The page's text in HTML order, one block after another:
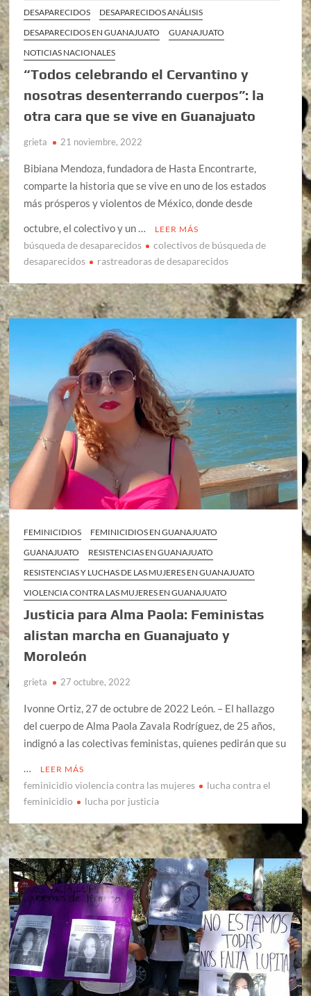
DESAPARECIDOS
DESAPARECIDOS ANÁLISIS
DESAPARECIDOS EN GUANAJUATO
GUANAJUATO
NOTICIAS NACIONALES
“Todos celebrando el Cervantino y
nosotras desenterrando cuerpos”: la
otra cara que se vive en Guanajuato
grieta 21 noviembre, 2022
Bibiana Mendoza, fundadora de Hasta Encontrarte,
comparte la historia que se vive en uno de los estados
más prósperos y violentos de México, donde desde
octubre, el colectivo y un …
LEER MÁS
búsqueda de desaparecidos
colectivos de búsqueda de
desaparecidos
rastreadoras de desaparecidos
FEMINICIDIOS
FEMINICIDIOS EN GUANAJUATO
GUANAJUATO
RESISTENCIAS EN GUANAJUATO
RESISTENCIAS Y LUCHAS DE LAS MUJERES EN GUANAJUATO
VIOLENCIA CONTRA LAS MUJERES EN GUANAJUATO
Justicia para Alma Paola: Feministas
alistan marcha en Guanajuato y
Moroleón
grieta 27 octubre, 2022
Ivonne Ortiz, 27 de octubre de 2022 León. – El hallazgo
del cuerpo de Alma Paola Zavala Rodríguez, de 25 años,
indignó a las colectivas feministas, quienes pedirán que su
…
LEER MÁS
feminicidio violencia contra las mujeres
lucha contra el
feminicidio
lucha por justicia